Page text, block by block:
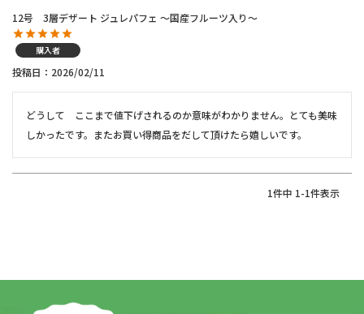
12号 3層デザート ジュレパフェ ～国産フルーツ入り～
購入者
投稿日 2026/02/11
どうして　ここまで値下げされるのか意味がわかりません。とても美味
しかったです。またお買い得商品をだして頂けたら嬉しいです。
1件中 1-1件表示